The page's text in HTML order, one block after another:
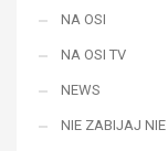
NA OSI
NA OSI TV
NEWS
NIE ZABIJAJ